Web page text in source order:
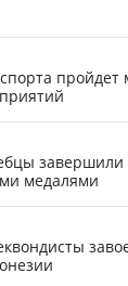
пройдет
медалями